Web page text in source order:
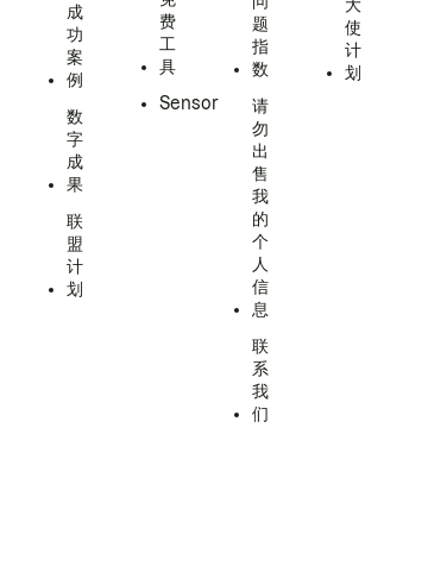
成
功
案
例
数
字
成
果
联
盟
计
划
费
工
具
Sensor
题
指
数
请
勿
出
售
我
的
个
人
信
息
联
系
我
们
大
使
计
划